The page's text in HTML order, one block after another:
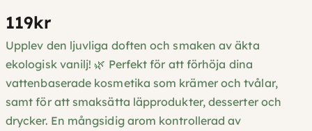
119kr
Upplev den ljuvliga doften och smaken av äkta
ekologisk vanilj! 🌿 Perfekt för att förhöja dina
vattenbaserade kosmetika som krämer och tvålar,
samt för att smaksätta läpprodukter, desserter och
drycker. En mångsidig arom kontrollerad av